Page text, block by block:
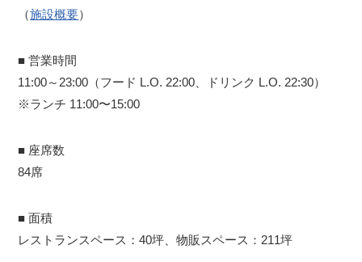
（施設概要）
■ 営業時間
11:00～23:00（フード L.O. 22:00、ドリンク L.O. 22:30）
※ランチ 11:00〜15:00
■ 座席数
84席
■ 面積
レストランスペース：40坪、物販スペース：211坪